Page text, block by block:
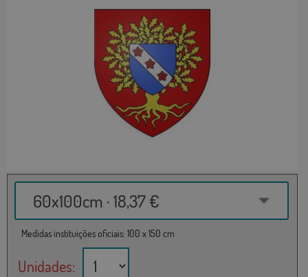
60x100cm · 18,37 €
Medidas instituições oficiais: 100 x 150 cm
Unidades: